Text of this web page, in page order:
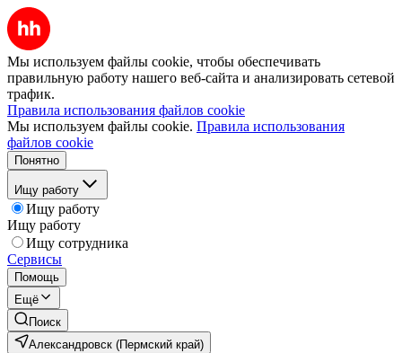
Мы используем файлы cookie, чтобы обеспечивать
правильную работу нашего веб-сайта и анализировать сетевой
трафик.
Правила использования файлов cookie
Мы используем файлы cookie. Правила использования
файлов cookie
Понятно
Ищу работу
Ищу работу
Ищу работу
Ищу сотрудника
Сервисы
Помощь
Ещё
Поиск
Александровск (Пермский край)